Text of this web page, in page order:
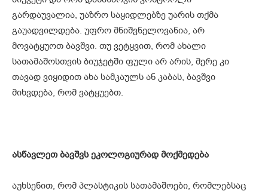
გარდაუვალია, უაზრო საყიდლებზე უარის თქმა
გაუადვილდება. უფრო მნიშვნელოვანია, არ
მოვატყუოთ ბავშვი. თუ ვეტყვით, რომ ახალი
სათამაშოსთვის ბიუჯეტში ფული არ არის, მერე კი
თავად ვიყიდით ახა სამკაულს ან კაბას, ბავშვი
მიხვდება, რომ ვატყუებთ.
ასწავლეთ ბავშვს ეკოლოგიურად მოქმედება
აუხსენით, რომ პლასტიკის სათამაშოები, რომლებსაც